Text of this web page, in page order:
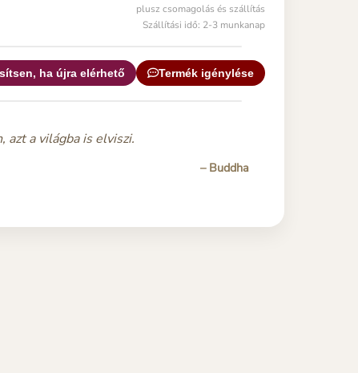
plusz csomagolás és szállítás
Szállítási idő: 2-3 munkanap
ha újra elérhető Termék igénylése
azt a világba is elviszi.
– Buddha